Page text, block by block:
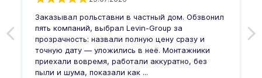
Заказывал рольставни в частный дом. Обзвонил
пять компаний, выбрал Levin-Group за
прозрачность: назвали полную цену сразу и
точную дату — уложились в неё. Монтажники
приехали вовремя, работали аккуратно, без
пыли и шума, показали как ...